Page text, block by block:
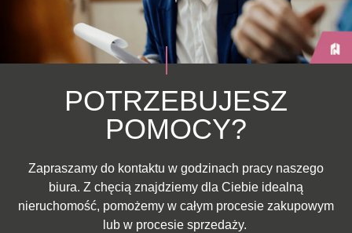
POTRZEBUJESZ
POMOCY?
Zapraszamy do kontaktu w godzinach pracy naszego
biura. Z chęcią znajdziemy dla Ciebie idealną
nieruchomość, pomożemy w całym procesie zakupowym
lub w procesie sprzedaży.